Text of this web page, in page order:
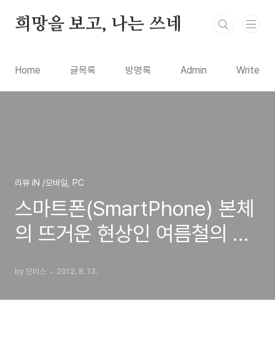
희망을 보고, 나는 쓰네
Home 글목록 방명록 Admin Write
리뷰 iN /모바일, PC
스마트폰(SmartPhone) 본체
의 뜨거운 현상인 여름철의 발
이고, 대처방법은?
by 단비스 2012. 8. 13.